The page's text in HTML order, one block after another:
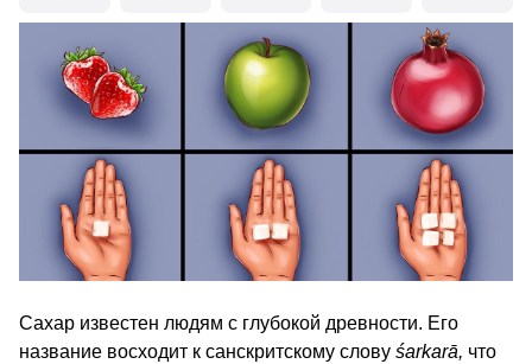
Сахар известен людям с глубокой древности. Его
название восходит к санскритскому слову śarkarā, что